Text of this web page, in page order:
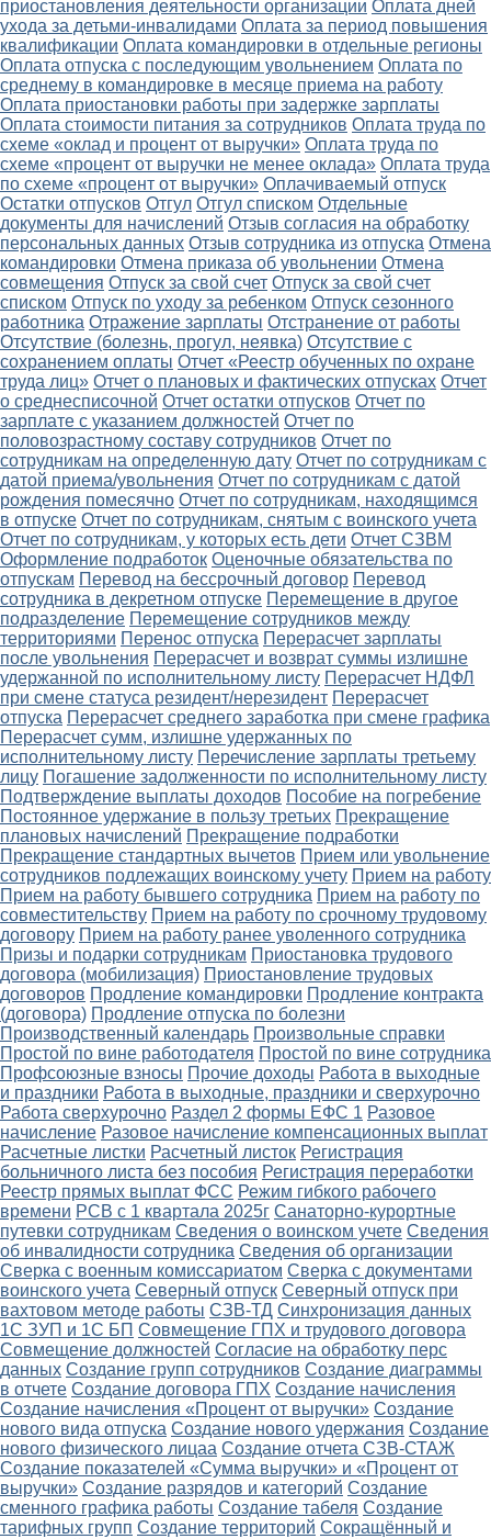
приостановления деятельности организации Оплата дней
ухода за детьми-инвалидами Оплата за период повышения
квалификации Оплата командировки в отдельные регионы
Оплата отпуска с последующим увольнением Оплата по
среднему в командировке в месяце приема на работу
Оплата приостановки работы при задержке зарплаты
Оплата стоимости питания за сотрудников Оплата труда по
схеме «оклад и процент от выручки» Оплата труда по
схеме «процент от выручки не менее оклада» Оплата труда
по схеме «процент от выручки» Оплачиваемый отпуск
Остатки отпусков Отгул Отгул списком Отдельные
документы для начислений Отзыв согласия на обработку
персональных данных Отзыв сотрудника из отпуска Отмена
командировки Отмена приказа об увольнении Отмена
совмещения Отпуск за свой счет Отпуск за свой счет
списком Отпуск по уходу за ребенком Отпуск сезонного
работника Отражение зарплаты Отстранение от работы
Отсутствие (болезнь, прогул, неявка) Отсутствие с
сохранением оплаты Отчет «Реестр обученных по охране
труда лиц» Отчет о плановых и фактических отпусках Отчет
о среднесписочной Отчет остатки отпусков Отчет по
зарплате с указанием должностей Отчет по
половозрастному составу сотрудников Отчет по
сотрудникам на определенную дату Отчет по сотрудникам с
датой приема/увольнения Отчет по сотрудникам с датой
рождения помесячно Отчет по сотрудникам, находящимся
в отпуске Отчет по сотрудникам, снятым с воинского учета
Отчет по сотрудникам, у которых есть дети Отчет СЗВМ
Оформление подработок Оценочные обязательства по
отпускам Перевод на бессрочный договор Перевод
сотрудника в декретном отпуске Перемещение в другое
подразделение Перемещение сотрудников между
территориями Перенос отпуска Перерасчет зарплаты
после увольнения Перерасчет и возврат суммы излишне
удержанной по исполнительному листу Перерасчет НДФЛ
при смене статуса резидент/нерезидент Перерасчет
отпуска Перерасчет среднего заработка при смене графика
Перерасчет сумм, излишне удержанных по
исполнительному листу Перечисление зарплаты третьему
лицу Погашение задолженности по исполнительному листу
Подтверждение выплаты доходов Пособие на погребение
Постоянное удержание в пользу третьих Прекращение
плановых начислений Прекращение подработки
Прекращение стандартных вычетов Прием или увольнение
сотрудников подлежащих воинскому учету Прием на работу
Прием на работу бывшего сотрудника Прием на работу по
совместительству Прием на работу по срочному трудовому
договору Прием на работу ранее уволенного сотрудника
Призы и подарки сотрудникам Приостановка трудового
договора (мобилизация) Приостановление трудовых
договоров Продление командировки Продление контракта
(договора) Продление отпуска по болезни
Производственный календарь Произвольные справки
Простой по вине работодателя Простой по вине сотрудника
Профсоюзные взносы Прочие доходы Работа в выходные
и праздники Работа в выходные, праздники и сверхурочно
Работа сверхурочно Раздел 2 формы ЕФС 1 Разовое
начисление Разовое начисление компенсационных выплат
Расчетные листки Расчетный листок Регистрация
больничного листа без пособия Регистрация переработки
Реестр прямых выплат ФСС Режим гибкого рабочего
времени РСВ с 1 квартала 2025г Санаторно-курортные
путевки сотрудникам Сведения о воинском учете Сведения
об инвалидности сотрудника Сведения об организации
Сверка с военным комиссариатом Сверка с документами
воинского учета Северный отпуск Северный отпуск при
вахтовом методе работы СЗВ-ТД Синхронизация данных
1С ЗУП и 1С БП Совмещение ГПХ и трудового договора
Совмещение должностей Согласие на обработку перс
данных Создание групп сотрудников Создание диаграммы
в отчете Создание договора ГПХ Создание начисления
Создание начисления «Процент от выручки» Создание
нового вида отпуска Создание нового удержания Создание
нового физического лицаа Создание отчета СЗВ-СТАЖ
Создание показателей «Сумма выручки» и «Процент от
выручки» Создание разрядов и категорий Создание
сменного графика работы Создание табеля Создание
тарифных групп Создание территорий Сокращённый и